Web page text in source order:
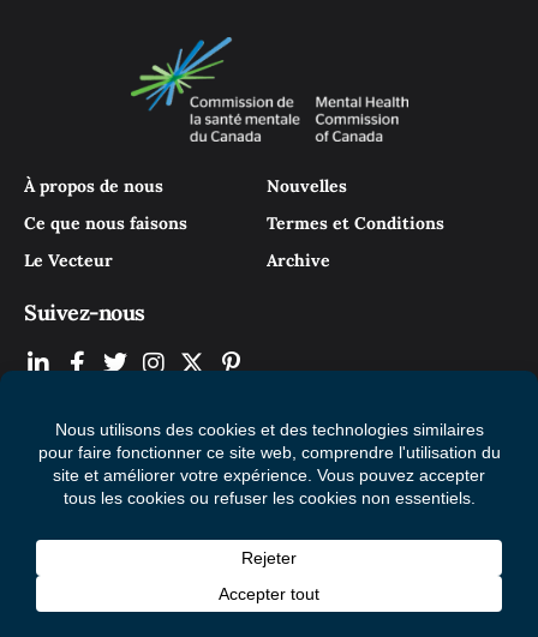
À propos de nous
Ce que nous faisons
Le Vecteur
Nouvelles
Termes et Conditions
Archive
Suivez-nous